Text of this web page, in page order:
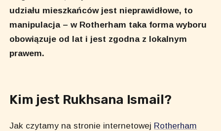
udziału mieszkańców jest nieprawidłowe, to
manipulacja – w Rotherham taka forma wyboru
obowiązuje od lat i jest zgodna z lokalnym
prawem.
Kim jest Rukhsana Ismail?
Jak czytamy na stronie internetowej Rotherham